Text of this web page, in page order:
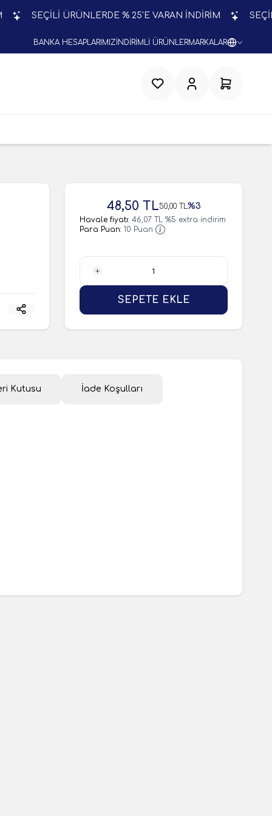
SEÇİLİ ÜRÜNLERDE % 25'E VARAN İNDİRİM SEÇİLİ
BANKA HESAPLARIMIZ İNDİRİMLİ ÜRÜNLERMARKALAR
FavorilerimHesabım Sepetim
50,00TL
48,50 TL %3
Havale fiyatı: 46,07 TL %5 extra indirim
Para Puan: 10 Puan
1 Adet
SEPETE EKLE
Kutusu İade Koşulları